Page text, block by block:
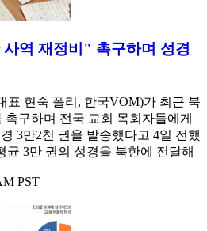
역 재정비" 촉구하며 성경
표 현숙 폴리, 한국VOM)가 최근 북
촉구하며 전국 교회 목회자들에게
3만2천 권을 발송했다고 4일 전했
균 3만 권의 성경을 북한에 전달해
PST